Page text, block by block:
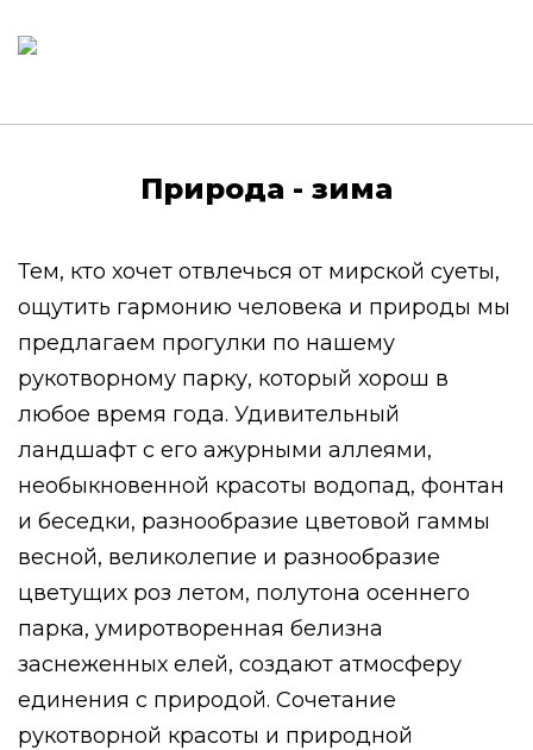
Природа - зима
Тем, кто хочет отвлечься от мирской суеты,
ощутить гармонию человека и природы мы
предлагаем прогулки по нашему
рукотворному парку, который хорош в
любое время года. Удивительный
ландшафт с его ажурными аллеями,
необыкновенной красоты водопад, фонтан
и беседки, разнообразие цветовой гаммы
весной, великолепие и разнообразие
цветущих роз летом, полутона осеннего
парка, умиротворенная белизна
заснеженных елей, создают атмосферу
единения с природой. Сочетание
рукотворной красоты и природной